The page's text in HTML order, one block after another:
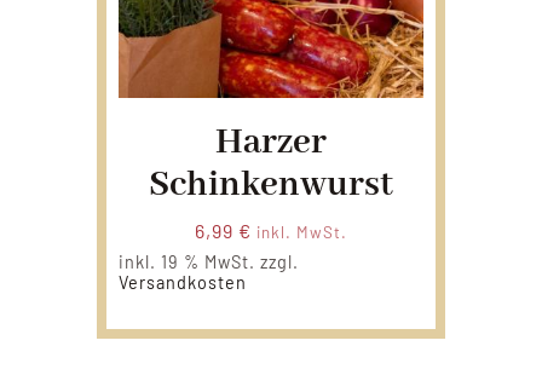
Harzer
Schinkenwurst
6,99 € inkl. MwSt.
inkl. 19 % MwSt. zzgl.
Versandkosten